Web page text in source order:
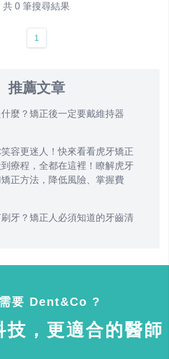
共 0 筆搜尋結果
1
推薦文章
麼？矯正後一定要戴維持器
容更迷人！快來看看虎牙矯正
療程，全都在這裡！瞭解虎牙
正方法，降低風險、掌握費
牙？矯正人必須知道的牙齒清
要 Dent&Co ?
技，更適合的醫師